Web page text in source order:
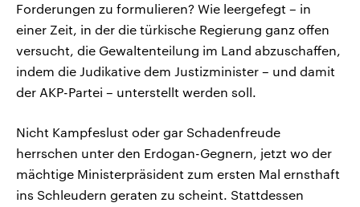
Forderungen zu formulieren? Wie leergefegt – in
einer Zeit, in der die türkische Regierung ganz offen
versucht, die Gewaltenteilung im Land abzuschaffen,
indem die Judikative dem Justizminister – und damit
der AKP-Partei – unterstellt werden soll.
Nicht Kampfeslust oder gar Schadenfreude
herrschen unter den Erdogan-Gegnern, jetzt wo der
mächtige Ministerpräsident zum ersten Mal ernsthaft
ins Schleudern geraten zu scheint. Stattdessen